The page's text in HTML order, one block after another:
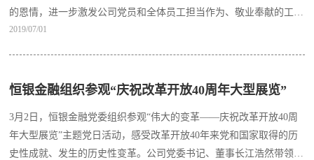
的恩情，进一步激发公司党员和全体员工担当作为、敬业奉献的工作
热情。公司党委书记江浩然，党委委员张云峰、王伟、梁晓刚，副总
2019/07/01
恒银金融组织参观“庆祝改革开放40周年大型展览”
3月2日，恒银金融党委组织参观“伟大的变革——庆祝改革开放40周
年大型展览”主题党日活动，感受改革开放40年来党和国家取得的历
史性成就、发生的历史性变革。公司党委书记、董事长江浩然带领在